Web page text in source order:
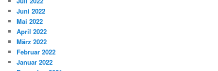
Juni 2022
Mai 2022
April 2022
März 2022
Februar 2022
Januar 2022